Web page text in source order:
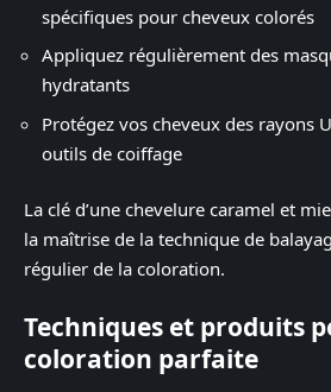
spécifiques pour cheveux colorés
Appliquez régulièrement des
hydratants
Protégez vos cheveux des rayons
outils de coiffage
La clé d’une chevelure caramel et
la maîtrise de la technique de
régulier de la coloration.
Techniques et produits
coloration parfaite